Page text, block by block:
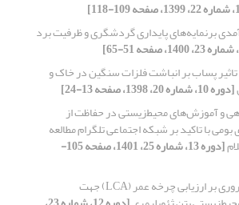
برنمایه‌‌های پایداری گردشگری و ظرفیت برد
پساب بر انباشت فلزات سنگین در خاک و
[دوره 10، شماره 20، 1398، صفحه 13-24]
و آموزش‌‌های محیط‌زیستی در حفاظت از
با تاکید بر شبکه اجتماعی تلگرام مطالعه
[دوره 13، شماره 25، 1401، صفحه 105-
مروری بر ارزیابی چرخه عمر (LCA) جهت